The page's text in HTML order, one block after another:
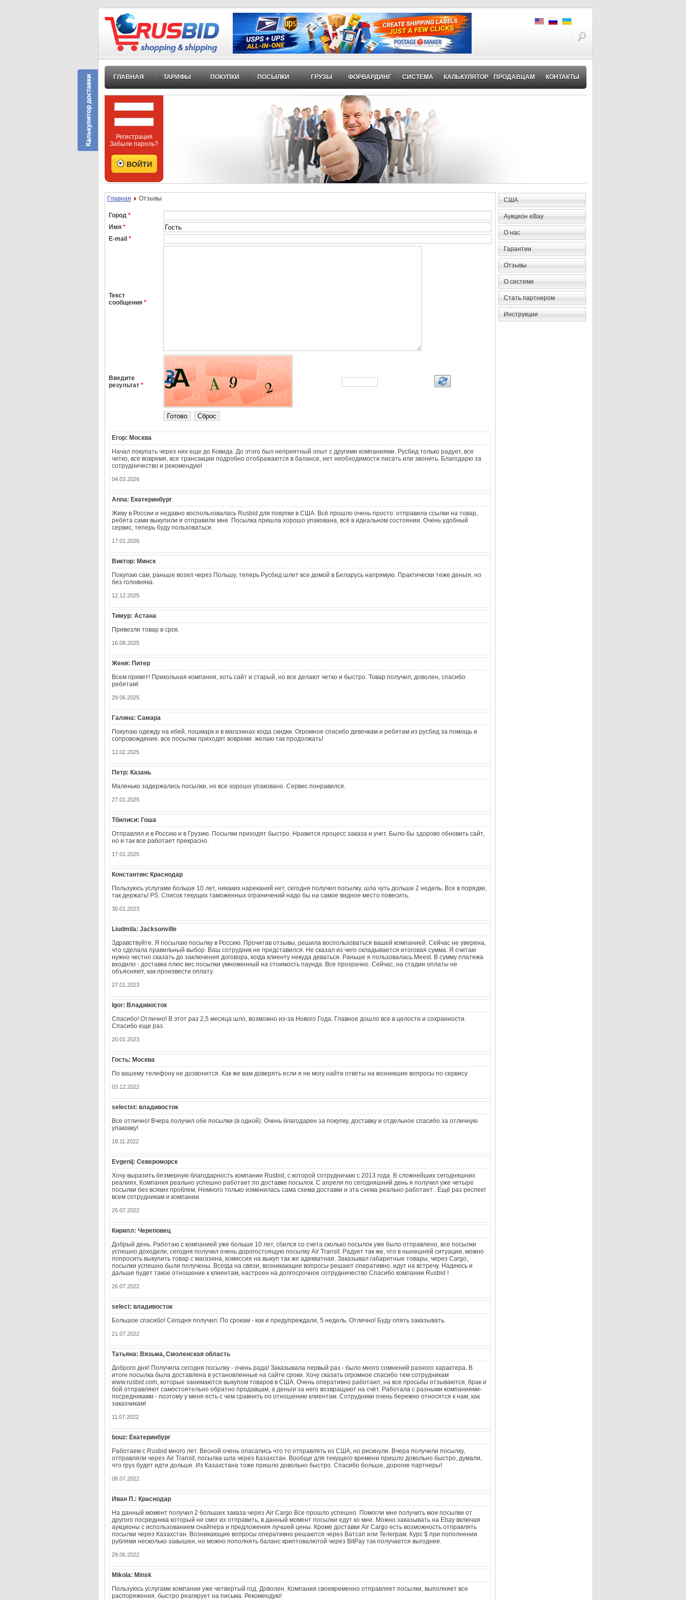
ГЛАВНАЯ ТАРИФЫ ПОКУПКИ ПОСЫЛКИ ГРУЗЫ ФОРВАРДИНГ СИСТЕМА КАЛЬКУЛЯТОР ПРОДАВЦАМ КОНТАКТЫ
Регистрация
Забыли пароль?
Главная Отзывы
Город *
Имя *
E-mail *
Текст
сообщения *
Введите
результат *
Егор: Москва
Начал покупать через них еще до Ковида. До этого был неприятный опыт с другими компаниями. Русбид только радует, все
четко, все вовремя, все трансакции подробно отображаются в балансе, нет необходимости писать или звонить. Благодарю за
сотрудничество и рекомендую!
04.03.2026
Anna: Екатеринбург
Живу в России и недавно воспользовалась Rusbid для покупки в США. Всё прошло очень просто: отправила ссылки на товар,
ребята сами выкупили и отправили мне. Посылка пришла хорошо упакована, всё в идеальном состоянии. Очень удобный
сервис, теперь буду пользоваться.
17.01.2026
Виктор: Минск
Покупаю сам, раньше возил через Польшу, теперь Русбид шлет все домой в Беларусь напрямую. Практически теже деньги, но
без головняка.
12.12.2025
Тимур: Астана
Привезли товар в срок.
16.08.2025
Женя: Питер
Всем привет! Прикольная компания, хоть сайт и старый, но все делают четко и быстро. Товар получил, доволен, спасибо
ребятам!
29.06.2025
Галина: Самара
Покупаю одежду на ибей, пошмарк и в магазинах когда скидки. Огромное спасибо девочкам и ребятам из русбид за помощь и
сопровождение. все посылки приходят вовремя. желаю так продолжать!
12.02.2025
Петр: Казань
Маленько задержались посылки, но все хорошо упаковано. Сервис понравился.
27.01.2025
Тбилиси: Гоша
Отправлял и в Россию и в Грузию. Посылки приходят быстро. Нравится процесс заказа и учет. Было бы здорово обновить сайт,
но и так все работает прекрасно.
17.01.2025
Константин: Краснодар
Пользуюсь услугами больше 10 лет, никаких нареканий нет, сегодня получил посылку, шла чуть дольше 2 недель. Все в порядке,
так держать! PS. Список текущих таможенных ограничений надо бы на самое видное место повесить.
30.01.2023
Liudmila: Jacksonville
Здравствуйте. Я посылаю посылку в Россию. Прочитав отзывы, решила воспользоваться вашей компанией. Сейчас не уверена,
что сделала правильный выбор. Ваш сотрудник не представился. Не сказал из чего складывается итоговая сумма. Я считаю
нужно честно сказать до заключения договора, когда клиенту некуда деваться. Раньше я пользовалась Meest. В сумму платежа
входило - доставка плюс вес посылки умноженный на стоимость паунда. Все прозрачно. Сейчас, на стадии оплаты не
объясняют, как произвести оплату.
27.01.2023
Igor: Владивосток
Спасибо! Отлично! В этот раз 2,5 месяца шло, возможно из-за Нового Года. Главное дошло все в целости и сохранности.
Спасибо еще раз.
20.01.2023
Гость: Москва
По вашему телефону не дозвонится. Как же вам доверять если я не могу найти ответы на возникшие вопросы по сервису
03.12.2022
selectst: владивосток
Все отлично! Вчера получил обе посылки (в одной). Очень благодарен за покупку, доставку и отдельное спасибо за отличную
упаковку!
18.11.2022
Evgenij: Североморск
Хочу выразить безмерную благодарность компании Rusbid, с которой сотрудничаю с 2013 года. В сложнейших сегодняшних
реалиях, Компания реально успешно работает по доставке посылок. С апреля по сегодняшний день я получил уже четыре
посылки без всяких проблем. Немного только изменилась сама схема доставки и эта схема реально работает . Ещё раз респект
всем сотрудникам и компании.
26.07.2022
Кирилл: Череповец
Добрый день. Работаю с компанией уже больше 10 лет, сбился со счета сколько посылок уже было отправлено, все посылки
успешно доходили, сегодня получил очень дорогостоящую посылку Air Transit. Радует так же, что в нынешней ситуации, можно
попросить выкупить товар с магазина, комиссия на выкуп так же адекватная. Заказывал габаритные товары, через Cargo,
посылки успешно были получены. Всегда на связи, возникающие вопросы решают оперативно, идут на встречу. Надеюсь и
дальше будет такое отношение к клиентам, настроен на долгосрочное сотрудничество Спасибо компании Rusbid !
26.07.2022
select: владивосток
Большое спасибо! Сегодня получил. По срокам - как и предупреждали, 5 недель. Отлично! Буду опять заказывать.
21.07.2022
Татьяна: Вязьма, Смоленская область
Доброго дня! Получила сегодня посылку - очень рада! Заказывала первый раз - было много сомнений разного характера. В
итоге посылка была доставлена в установленные на сайте сроки. Хочу сказать огромное спасибо тем сотрудникам
www.rusbid.com, которые занимаются выкупом товаров в США. Очень оперативно работают, на все просьбы отзываются, брак и
бой отправляют самостоятельно обратно продавцам, а деньги за него возвращают на счёт. Работала с разными компаниями-
посредниками - поэтому у меня есть с чем сравнить по отношению клиентам. Сотрудники очень бережно относятся к нам, как
заказчикам!
11.07.2022
bouz: Екатеринбург
Работаем с Rusbid много лет. Весной очень опасались что то отправлять из США, но рискнули. Вчера получили посылку,
отправляли через Air Transit, посылка шла через Казахстан. Вообще для текущего времени пришло довольно быстро, думали,
что груз будет идти дольше. Из Казахстана тоже пришло довольно быстро. Спасибо больше, дорогие партнеры!
08.07.2022
Иван П.: Краснодар
На данный момент получил 2 больших заказа через Air Cargo Все прошло успешно. Помогли мне получить мои посылки от
другого посредника который не смог их отправить, в данный момент посылки едут ко мне. Можно заказывать на Ebay включая
аукционы с использованием снайпера и предложения лучшей цены. Кроме доставки Air Cargo есть возможность отправлять
посылки через Казахстан. Возникающие вопросы оперативно решаются через Ватсап или Телеграм. Курс $ при пополнении
рублями несколько завышен, но можно пополнять баланс криптовалютой через BitPay так получается выгоднее.
29.06.2022
Mikola: Minsk
Пользуюсь услугами компании уже четвертый год. Доволен. Компания своевременно отправляет посылки, выполняет все
распоряжения, быстро реагирует на письма. Рекомендую!
США
Аукцион eBay
О нас
Гарантии
Отзывы
О системе
Стать партнером
Инструкции